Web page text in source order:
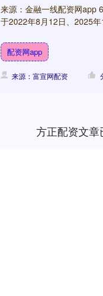
来源：金融一线配资网app
于2022年8月12日、2025
配资网app
来源：富宣网配资
方正配资文